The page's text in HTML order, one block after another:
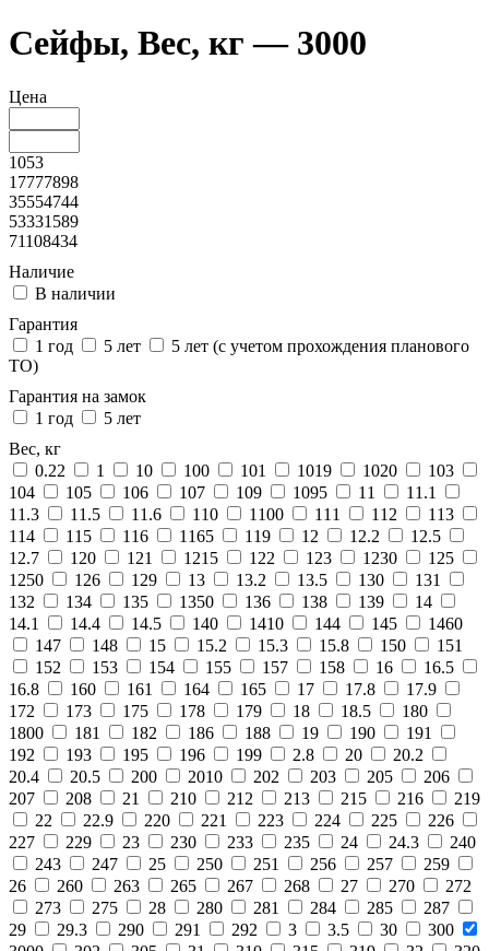
Сейфы, Вес, кг — 3000
Цена
1053
17777898
35554744
53331589
71108434
Наличие
В наличии
Гарантия
1 год
5 лет
5 лет (с учетом прохождения планового
ТО)
Гарантия на замок
1 год
5 лет
Вес, кг
0.22
1 10 100 101 1019 1020
103
104
105 106 107 109 1095 11
11.1
11.3
11.5 11.6 110 1100 111 112
113
114
115 116 1165 119 12 12.2
12.5
12.7
120 121 1215 122 123 1230
125
1250
126 129 13 13.2 13.5 130
131
132
134 135 1350 136 138 139
14
14.1
14.4 14.5 140 1410 144 145
1460
147
148 15 15.2 15.3 15.8 150
151
152
153 154 155 157 158 16
16.5
16.8
160 161 164 165 17 17.8
17.9
172
173 175 178 179 18 18.5
180
1800
181 182 186 188 19 190
191
192
193 195 196 199 2.8 20
20.2
20.4
20.5 200 2010 202 203 205
206
207
208 21 210 212 213 215 216
219
22
22.9 220 221 223 224 225
226
227
229 23 230 233 235 24 24.3
240
243
247 25 250 251 256 257
259
26
260 263 265 267 268 27 270
272
273
275 28 280 281 284 285
287
29
29.3 290 291 292 3 3.5 30
300